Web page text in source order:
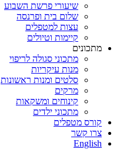
שיעורי פרשת השבוע
שלום בית ופרנסה
עצות למטפלים
קיימות וטיולים
מתכונים
מתכוני סגולה לריפוי
מנות עיקריות
סלטים ומנות ראשונות
מרקים
קינוחים ומשקאות
מתכוני ילדים
קורס מטפלים
צרו קשר
English